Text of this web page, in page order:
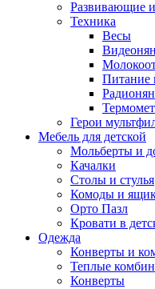
Развивающие
Техника
Весы
Питание
Герои
Мебель для детской
Мольберты и
Качалки
Столы и стулья
Комоды и
Орто Пазл
Кровати в
Одежда
Конверты и
Теплые
Конверты